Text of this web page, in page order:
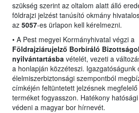
szükség szerint az oltalom alatt álló
földrajzi jelzést tanúsító okmány
az 5057-es ürlapon kell kérelmezni.
• A Pest megyei Kormányhivatal végzi a
Földrajziárujelző Borbíráló
nyilvántartásba vételét, vezeti a
a honlapján közzéteszi. Igazgatóságunk
élelmiszerbiztonsági szempontból
címkéjén feltüntetett jelzésnek
terméket fogyasszon. Hatékony
védeni a magyar bor hírnevét.